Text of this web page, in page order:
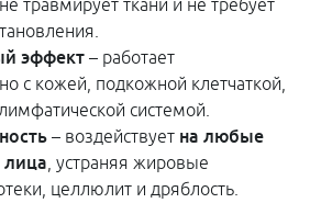
травмирует ткани и не требует
эффект – работает
с кожей, подкожной клетчаткой,
системой.
– воздействует на любые
лица, устраняя жировые
целлюлит и дряблость.